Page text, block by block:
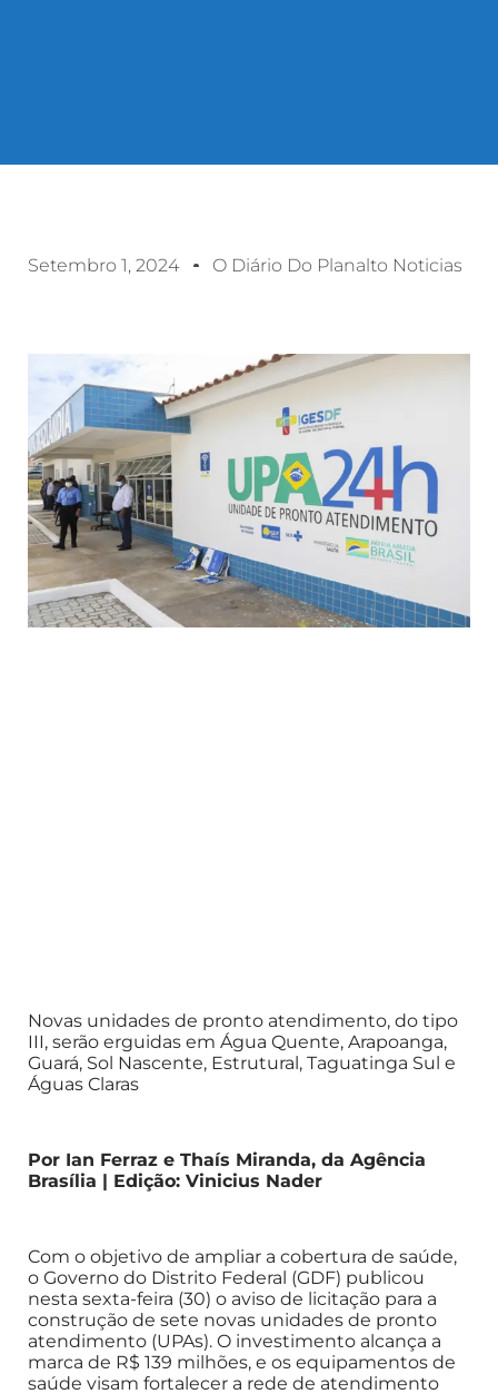
Setembro 1, 2024 O Diário Do Planalto Noticias
Novas unidades de pronto atendimento, do tipo
III, serão erguidas em Água Quente, Arapoanga,
Guará, Sol Nascente, Estrutural, Taguatinga Sul e
Águas Claras
Por Ian Ferraz e Thaís Miranda, da Agência
Brasília | Edição: Vinicius Nader
Com o objetivo de ampliar a cobertura de saúde,
o Governo do Distrito Federal (GDF) publicou
nesta sexta-feira (30) o aviso de licitação para a
construção de sete novas unidades de pronto
atendimento (UPAs). O investimento alcança a
marca de R$ 139 milhões, e os equipamentos de
saúde visam fortalecer a rede de atendimento